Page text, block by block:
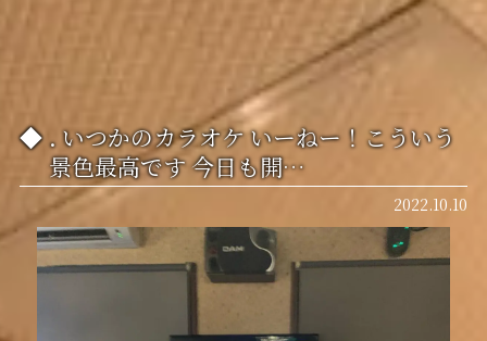
. いつかのカラオケ いーねー！こういう
景色最高です 今日も開…
2022.10.10